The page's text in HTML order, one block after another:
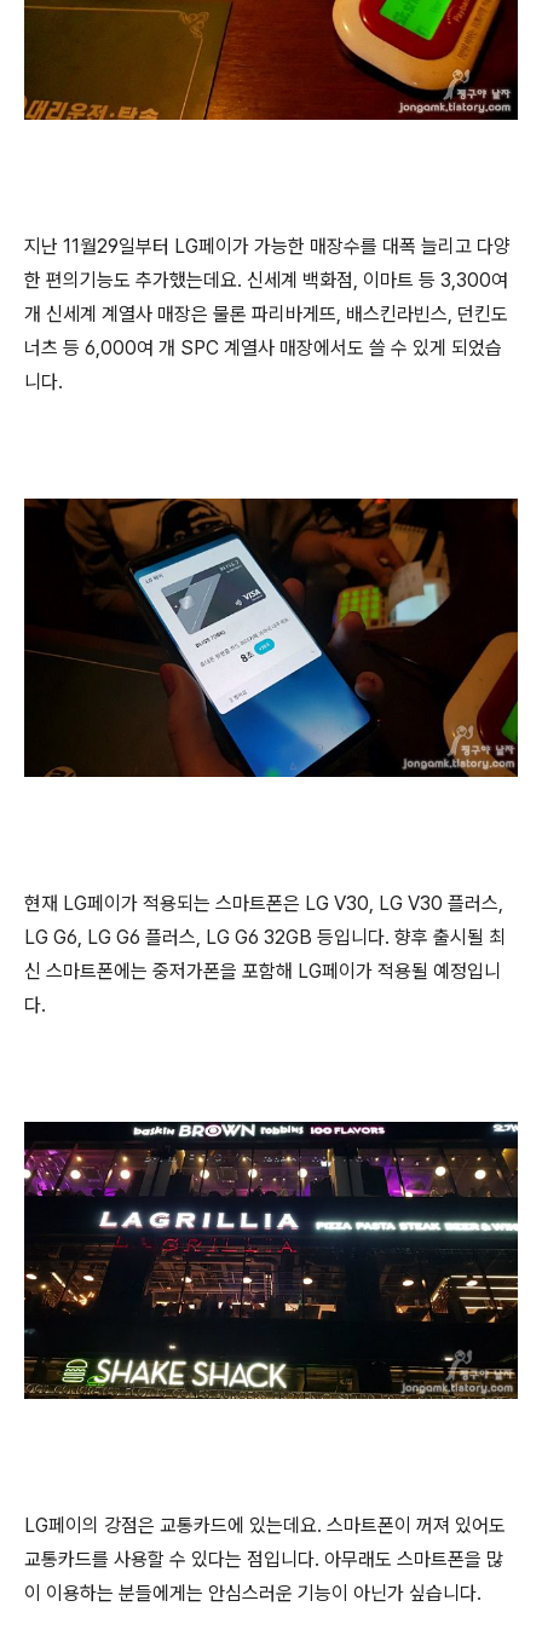
지난 11월29일부터 LG페이가 가능한 매장수를 대폭 늘리고 다양
한 편의기능도 추가했는데요. 신세계 백화점, 이마트 등 3,300여
개 신세계 계열사 매장은 물론 파리바게뜨, 배스킨라빈스, 던킨도
너츠 등 6,000여 개 SPC 계열사 매장에서도 쓸 수 있게 되었습
니다.
현재 LG페이가 적용되는 스마트폰은 LG V30, LG V30 플러스,
LG G6, LG G6 플러스, LG G6 32GB 등입니다. 향후 출시될 최
신 스마트폰에는 중저가폰을 포함해 LG페이가 적용될 예정입니
다.
LG페이의 강점은 교통카드에 있는데요. 스마트폰이 꺼져 있어도
교통카드를 사용할 수 있다는 점입니다. 아무래도 스마트폰을 많
이 이용하는 분들에게는 안심스러운 기능이 아닌가 싶습니다.